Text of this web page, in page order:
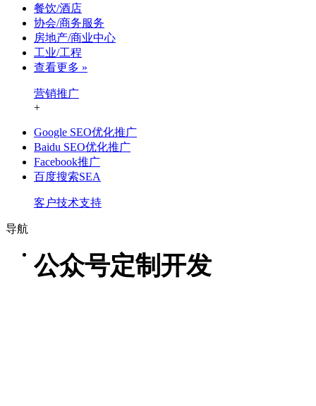
餐饮/酒店
协会/商务服务
房地产/商业中心
工业/工程
查看更多 »
营销推广
+
Google SEO优化推广
Baidu SEO优化推广
Facebook推广
百度搜索SEA
客户技术支持
导航
公众号定制开发